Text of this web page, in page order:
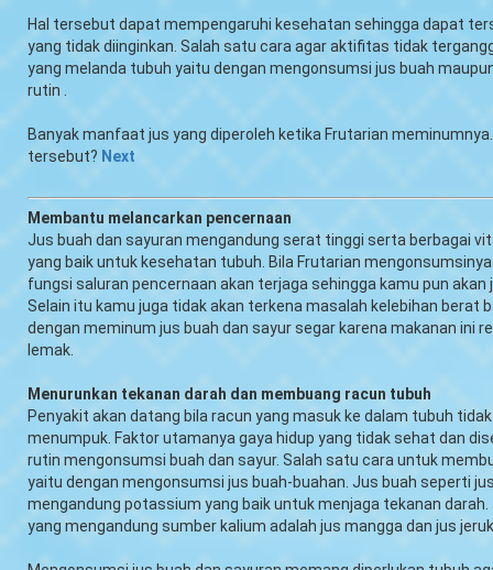
Hal tersebut dapat mempengaruhi kesehatan sehingga dapat
yang tidak diinginkan. Salah satu cara agar aktifitas tidak
yang melanda tubuh yaitu dengan mengonsumsi jus buah
rutin .
Banyak manfaat jus yang diperoleh ketika Frutarian
tersebut? Next
Membantu melancarkan pencernaan
Jus buah dan sayuran mengandung serat tinggi serta berbagai
yang baik untuk kesehatan tubuh. Bila Frutarian
fungsi saluran pencernaan akan terjaga sehingga kamu pun akan
Selain itu kamu juga tidak akan terkena masalah kelebihan berat
dengan meminum jus buah dan sayur segar karena makanan ini
lemak.
Menurunkan tekanan darah dan membuang racun tubuh
Penyakit akan datang bila racun yang masuk ke dalam tubuh
menumpuk. Faktor utamanya gaya hidup yang tidak sehat dan
rutin mengonsumsi buah dan sayur. Salah satu cara untuk
yaitu dengan mengonsumsi jus buah-buahan. Jus buah seperti
mengandung potassium yang baik untuk menjaga tekanan darah.
yang mengandung sumber kalium adalah jus mangga dan jus